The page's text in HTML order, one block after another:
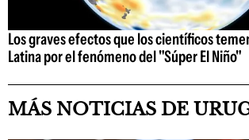
Los graves efectos que los científicos
Latina por el fenómeno del "Súper El Niño"
MÁS NOTICIAS DE